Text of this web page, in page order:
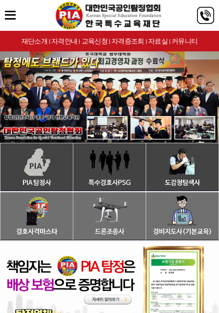
재단소개 | 자격안내 | 교육신청 | 자격증조회 | 자료실 | 커뮤니티